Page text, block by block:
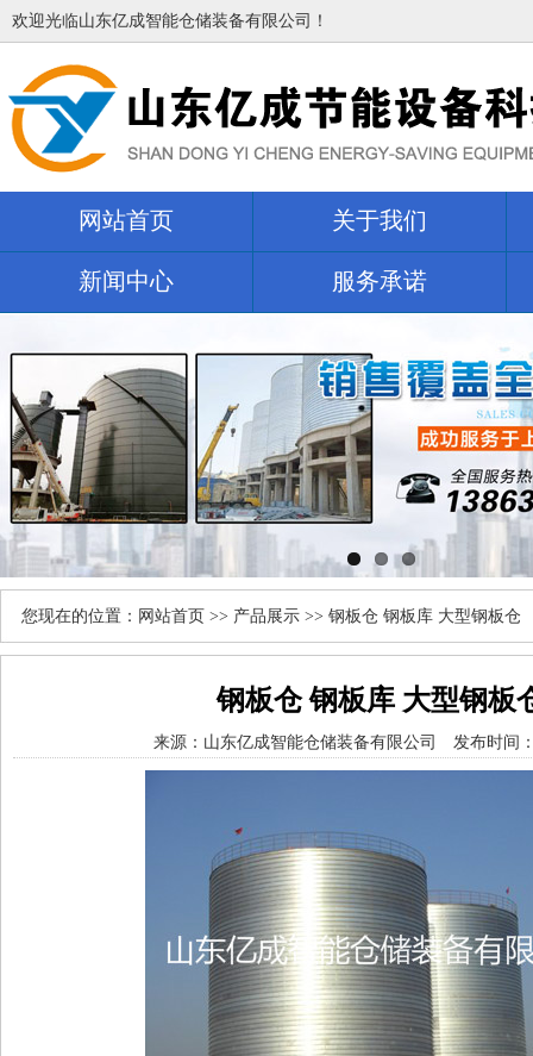
欢迎光临山东亿成智能仓储装备有限公司！
网站首页 关于我们
新闻中心 服务承诺
您现在的位置： 网站首页 >> 产品展示 >> 钢板仓 钢板库 大型钢板仓
钢板仓 钢板库 大型钢板
来源： 山东亿成智能仓储装备有限公司 发布时间